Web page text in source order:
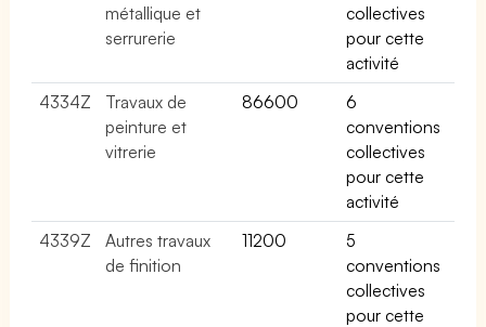
métallique et
serrurerie
collectives
pour cette
activité
4334Z
Travaux de
peinture et
vitrerie
86600
6
conventions
collectives
pour cette
activité
4339Z
Autres travaux
de finition
11200
5
conventions
collectives
pour cette